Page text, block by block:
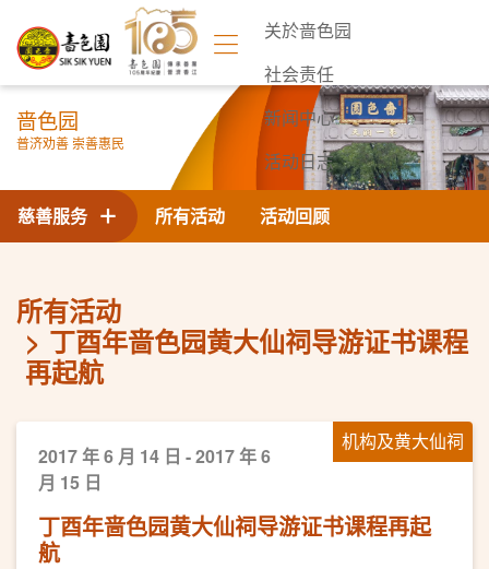
关於啬色园
社会责任
新闻中心
活动日志
联络我们
啬色园
普济劝善 崇善惠民
所有活动 活动回顾
慈善服务
所有活动
丁酉年啬色园黄大仙祠导游证书课程
再起航
机构及黄大仙祠
2017 年 6 月 14 日 - 2017 年 6
月 15 日
丁酉年啬色园黄大仙祠导游证书课程再起
航